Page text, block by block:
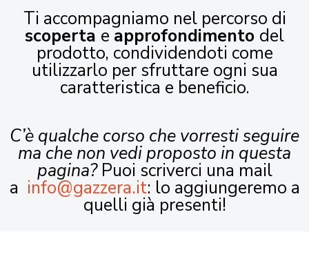
Ti accompagniamo nel percorso di
scoperta e approfondimento del
prodotto, condividendoti come
utilizzarlo per sfruttare ogni sua
caratteristica e beneficio.
C’è qualche corso che vorresti seguire
ma che non vedi proposto in questa
pagina?Puoi scriverci una mail
a info@gazzera.it: lo aggiungeremo a
quelli già presenti!